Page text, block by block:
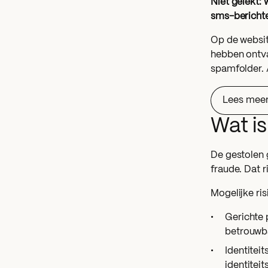
Niet gelekt:
sms-
Op de
hebben
spamfolder.
Lees
Wat
De gestolen
fraude. Dat
Mogelijke
Gerichte